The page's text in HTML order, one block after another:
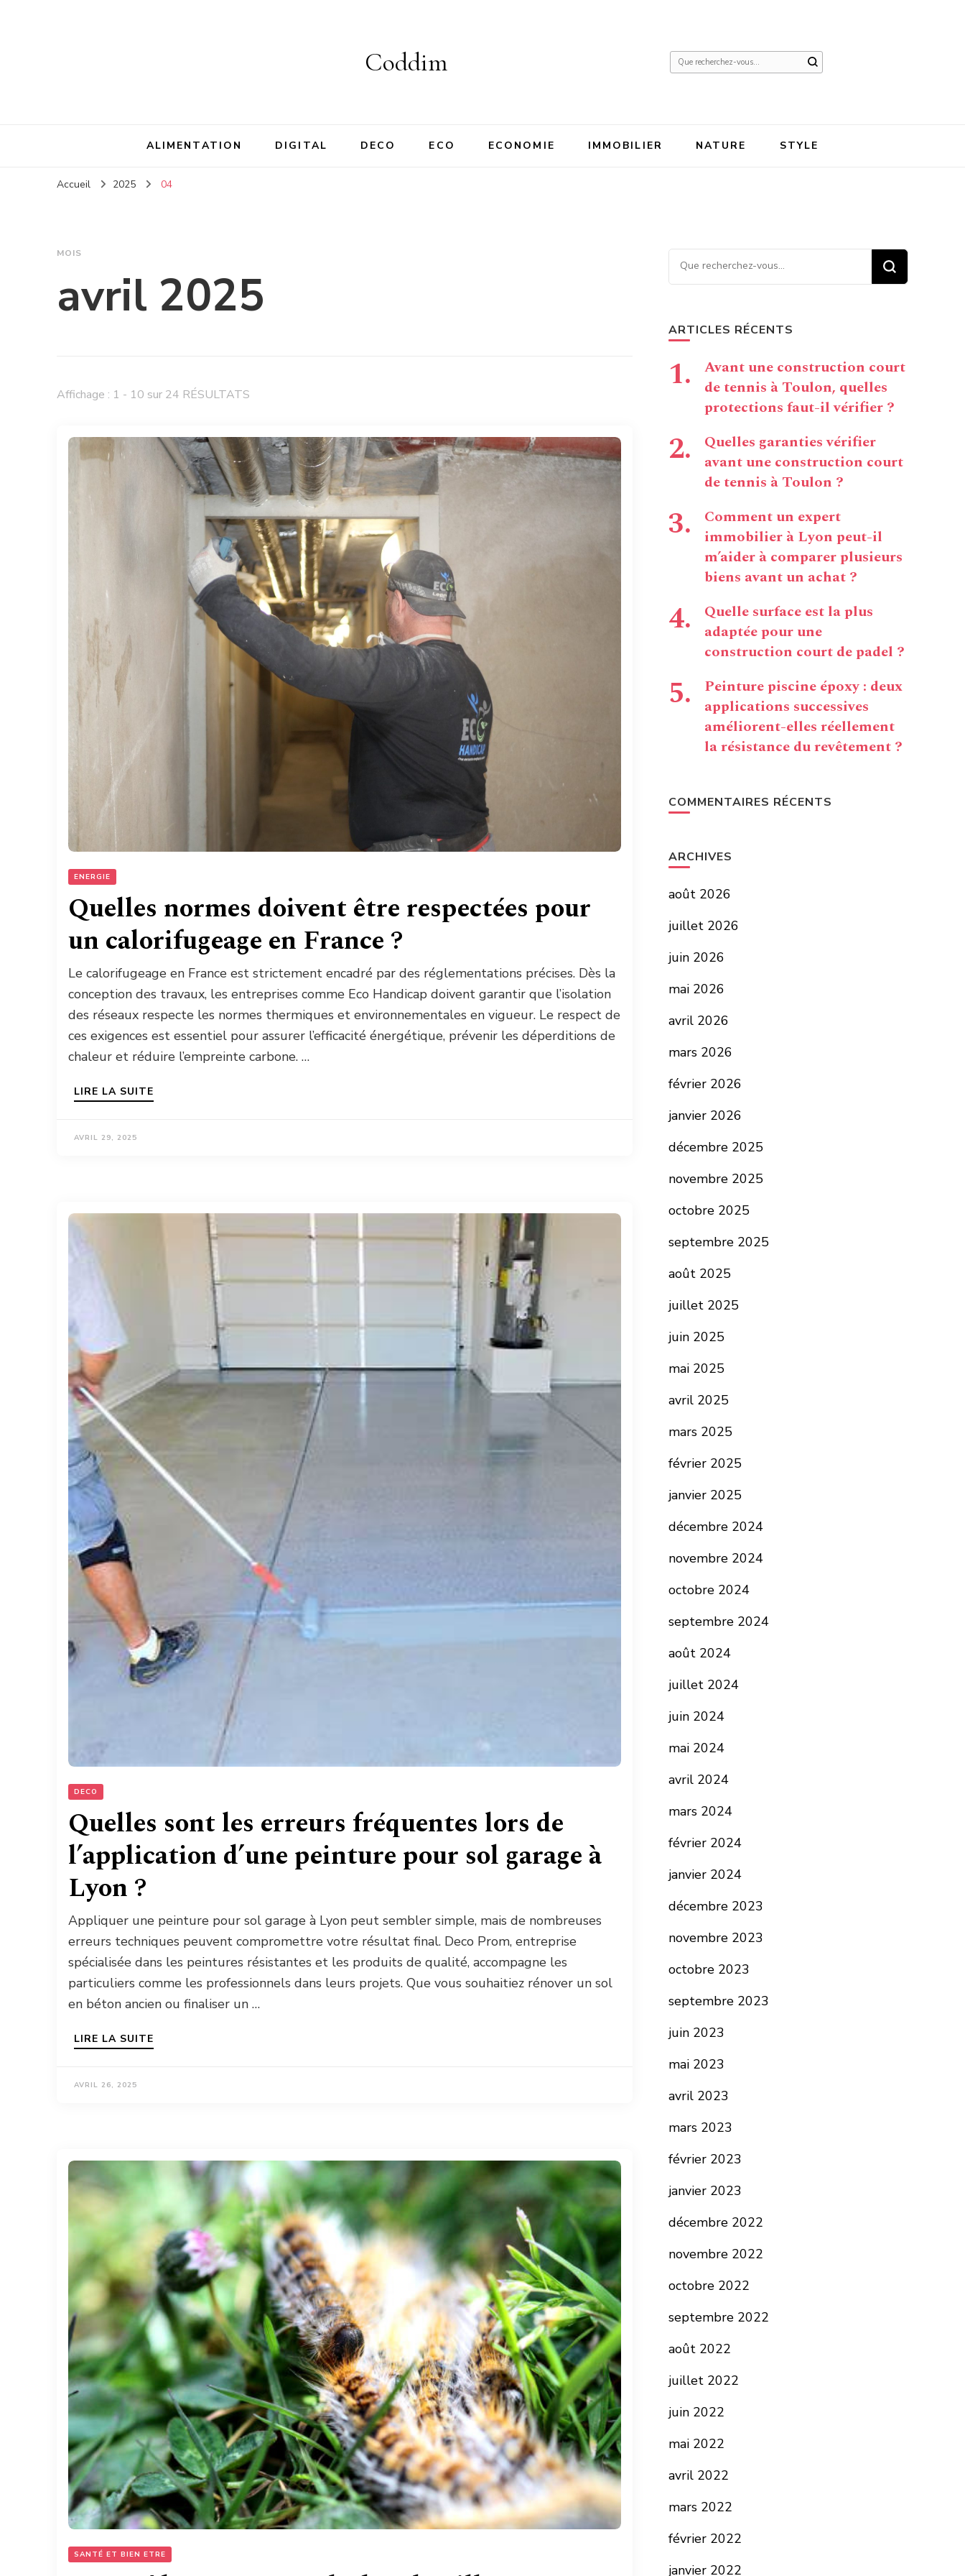
Coddim
Vous
ALIMENTATION DIGITAL DECO ECO ECONOMIE IMMOBILIER NATURE STYLE
Accueil 2025 04
MOIS
avril 2025
Affichage : 1 - 10 sur 24 RÉSULTATS
ENERGIE
Quelles normes doivent être respectées pour
un calorifugeage en France ?
Le calorifugeage en France est strictement encadré par des réglementations précises. Dès la
conception des travaux, les entreprises comme Eco Handicap doivent garantir que l’isolation
des réseaux respecte les normes thermiques et environnementales en vigueur. Le respect de
ces exigences est essentiel pour assurer l’efficacité énergétique, prévenir les déperditions de
chaleur et réduire l’empreinte carbone. …
LIRE LA SUITE
AVRIL 29, 2025
DECO
Quelles sont les erreurs fréquentes lors de
l’application d’une peinture pour sol garage à
Lyon ?
Appliquer une peinture pour sol garage à Lyon peut sembler simple, mais de nombreuses
erreurs techniques peuvent compromettre votre résultat final. Deco Prom, entreprise
spécialisée dans les peintures résistantes et les produits de qualité, accompagne les
particuliers comme les professionnels dans leurs projets. Que vous souhaitiez rénover un sol
en béton ancien ou finaliser un …
LIRE LA SUITE
AVRIL 26, 2025
SANTÉ ET BIEN ETRE
Vous recherchiez quelque
chose ?
ARTICLES RÉCENTS
Avant une construction court
de tennis à Toulon, quelles
protections faut-il vérifier ?
Quelles garanties vérifier
avant une construction court
de tennis à Toulon ?
Comment un expert
immobilier à Lyon peut-il
m’aider à comparer plusieurs
biens avant un achat ?
Quelle surface est la plus
adaptée pour une
construction court de padel ?
Peinture piscine époxy : deux
applications successives
améliorent-elles réellement
la résistance du revêtement ?
COMMENTAIRES RÉCENTS
ARCHIVES
août 2026
juillet 2026
juin 2026
mai 2026
avril 2026
mars 2026
février 2026
janvier 2026
décembre 2025
novembre 2025
octobre 2025
septembre 2025
août 2025
juillet 2025
juin 2025
mai 2025
avril 2025
mars 2025
février 2025
janvier 2025
décembre 2024
novembre 2024
octobre 2024
septembre 2024
août 2024
juillet 2024
juin 2024
mai 2024
avril 2024
mars 2024
février 2024
janvier 2024
décembre 2023
novembre 2023
octobre 2023
septembre 2023
juin 2023
mai 2023
avril 2023
mars 2023
février 2023
janvier 2023
décembre 2022
novembre 2022
octobre 2022
septembre 2022
août 2022
juillet 2022
juin 2022
mai 2022
avril 2022
mars 2022
février 2022
janvier 2022